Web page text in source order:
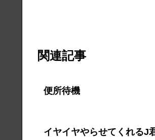
関連記事
便所待機
イヤイヤやらせてくれるJ